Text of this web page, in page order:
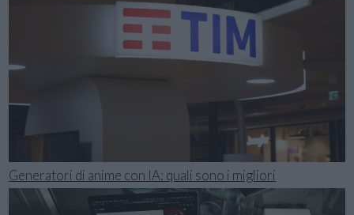
Generatori di anime con IA: quali sono i migliori